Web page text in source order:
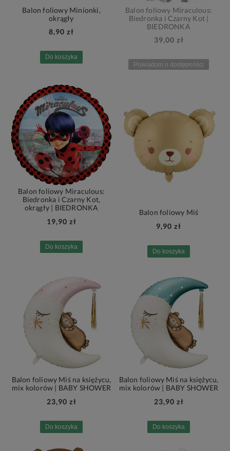
Balon foliowy Minionki,
okrągły
8,90 zł
Do koszyka
Balon foliowy Miraculous:
Biedronka i Czarny Kot |
BIEDRONKA
39,00 zł
Powiadom o dostępności
Balon foliowy Miraculous:
Biedronka i Czarny Kot,
okrągły | BIEDRONKA
19,90 zł
Do koszyka
Balon foliowy Miś
9,90 zł
Do koszyka
Balon foliowy Miś na księżycu,
mix kolorów | BABY SHOWER
23,90 zł
Do koszyka
Balon foliowy Miś na księżycu,
mix kolorów | BABY SHOWER
23,90 zł
Do koszyka